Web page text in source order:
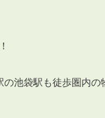
空室解消!3つの自信
池袋駅も徒歩圏内の